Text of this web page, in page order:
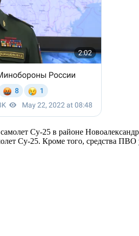
Су-25 в районе
Су-25. Кроме того, средства